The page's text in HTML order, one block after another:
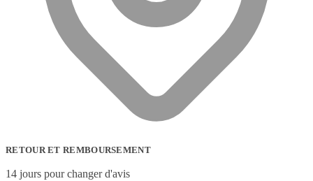
RETOUR ET REMBOURSEMENT
14 jours pour changer d'avis